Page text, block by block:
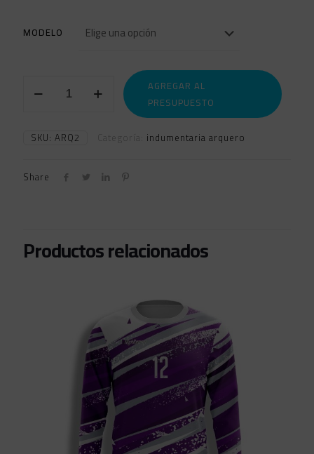
MODELO
ARQUERO
AGREGAR AL
PRESUPUESTO
SKU: ARQ2 Categoría: indumentaria arquero
Share
Productos relacionados